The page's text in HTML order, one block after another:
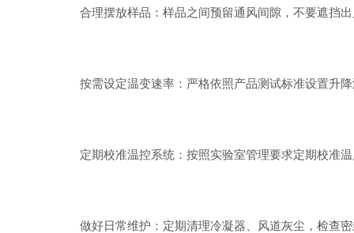
合理摆放样品：样品之间预留通风间隙，不要遮挡出
按需设定温变速率：严格依照产品测试标准设置升降
定期校准温控系统：按照实验室管理要求定期校准温
做好日常维护：定期清理冷凝器、风道灰尘，检查密